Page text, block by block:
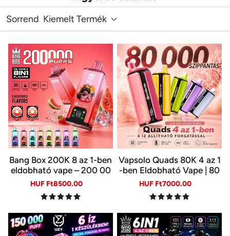
Sorrend Kiemelt Termék
Bang Box 200K 8 az 1-ben
eldobható vape – 200 00
0 slukk, 10 íz
Sale
HUF Ft8500.00
Vapsolo Quads 80K 4 az 1
-ben Eldobható Vape | 80
000 Slukk, Több Íz Egy Ké
szülékben
Sale
HUF Ft7000.00